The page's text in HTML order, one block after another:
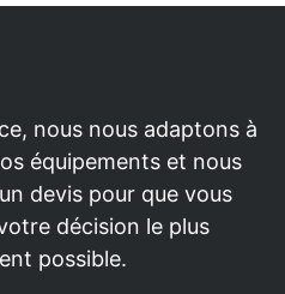
nous nous adaptons à
équipements et nous
devis pour que vous
décision le plus
possible.